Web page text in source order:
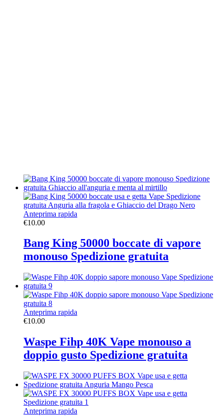
Anteprima rapida
€10.00
Bang King 50000 boccate di vapore
monouso Spedizione gratuita
Anteprima rapida
€10.00
Waspe Fihp 40K Vape monouso a
doppio gusto Spedizione gratuita
Anteprima rapida